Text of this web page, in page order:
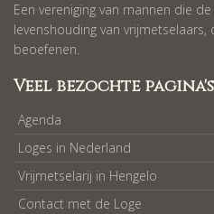
Een vereniging van mannen die
levenshouding van vrijmetselaars,
beoefenen.
Veel bezochte pagina's
Agenda
Loges in Nederland
Vrijmetselarij in Hengelo
Contact met de Loge